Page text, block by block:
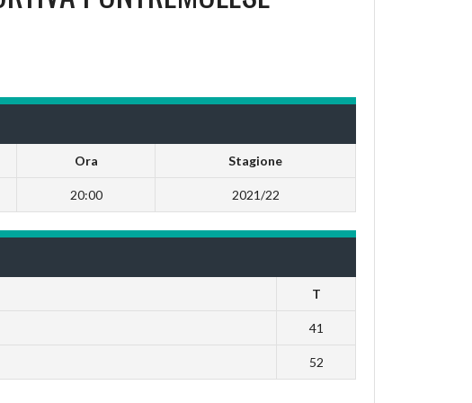
Ora Stagione
20:00 2021/22
T
41
52